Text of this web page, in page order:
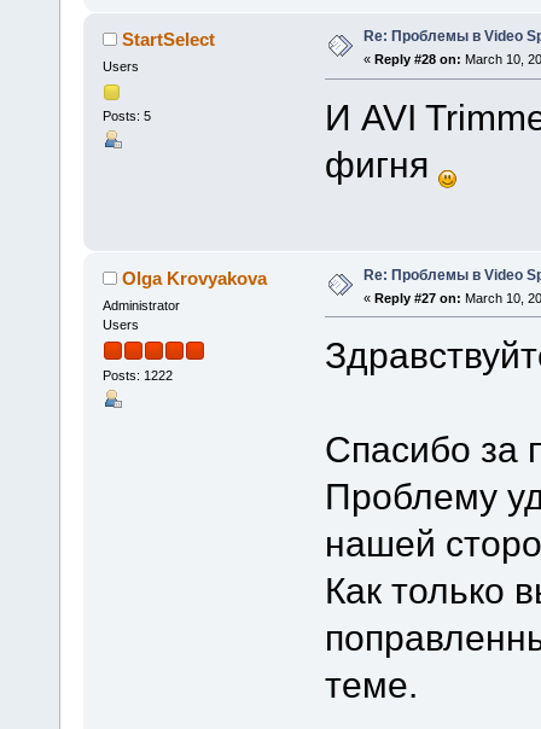
StartSelect
Users
Posts: 5
Re: Проблемы в Video
« Reply #28 on: March 10,
И AVI
фигня
Olga Krovyakova
Administrator
Users
Posts: 1222
Re: Проблемы в Video
« Reply #27 on: March 10,
Спасибо за
Проблему
нашей
Как только
теме.